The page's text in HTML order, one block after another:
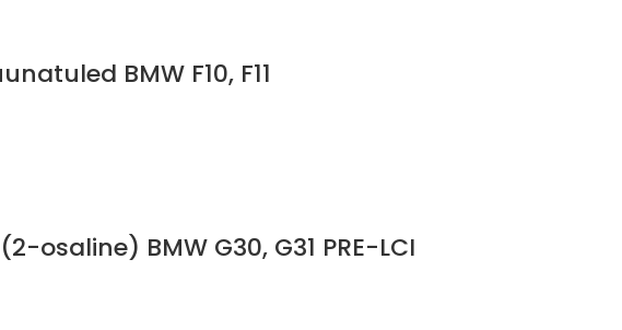
BMW F10, F11
osaline) BMW G30, G31 PRE-LCI